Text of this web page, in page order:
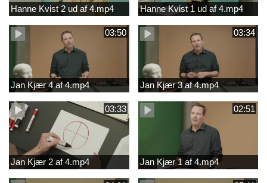
Hanne Kvist 2 ud af 4.mp4 Hanne Kvist 1 ud af 4.mp4
03:50
Jan Kjær 4 af 4.mp4
03:34
Jan Kjær 3 af 4.mp4
03:33
Jan Kjær 2 af 4.mp4
02:51
Jan Kjær 1 af 4.mp4